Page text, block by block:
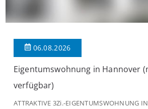
06.08.2026
Eigentumswohnung in Hannover
verfügbar)
ATTRAKTIVE 3Zi.-EIGENTUMSWOHNUNG